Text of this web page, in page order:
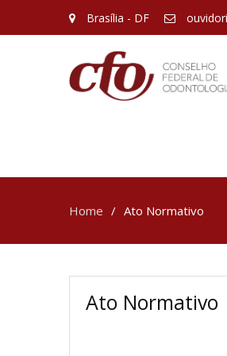
Brasília - DF
Home Ato Normativo
Ato Normativo